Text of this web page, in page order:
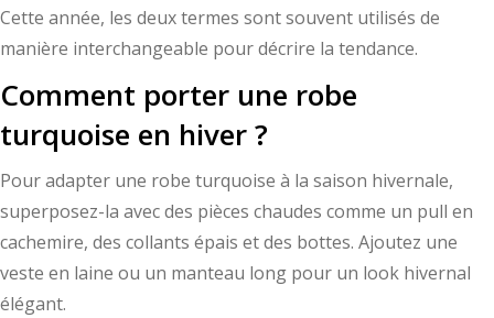
Cette année, les deux termes sont souvent utilisés de
manière interchangeable pour décrire la tendance.
Comment porter une robe
turquoise en hiver ?
Pour adapter une robe turquoise à la saison hivernale,
superposez-la avec des pièces chaudes comme un pull en
cachemire, des collants épais et des bottes. Ajoutez une
veste en laine ou un manteau long pour un look hivernal
élégant.